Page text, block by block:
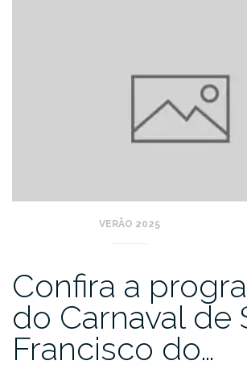
VERÃO 2025
Confira a
do Carnaval de
Francisco do…